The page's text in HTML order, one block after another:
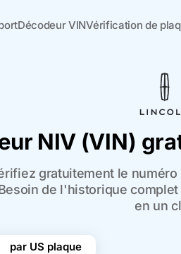
Décodeur VINVérification de
NIV (VIN)
gratuitement le
de l'historique
en un
par US plaque